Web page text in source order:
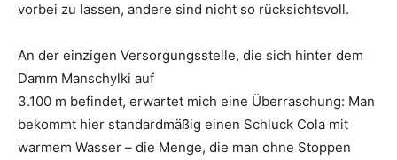
vorbei zu lassen, andere sind nicht so rücksichtsvoll.
An der einzigen Versorgungsstelle, die sich hinter dem
Damm Manschylki auf
3.100 m befindet, erwartet mich eine Überraschung: Man
bekommt hier standardmäßig einen Schluck Cola mit
warmem Wasser – die Menge, die man ohne Stoppen